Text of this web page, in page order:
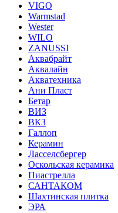
VIGO
Warmstad
Wester
WILO
ZANUSSI
Аквабрайт
Аквалайн
Акватехника
Ани Пласт
Бетар
ВИЗ
ВКЗ
Галлоп
Керамин
Ласселсбергер
Оскольская керамика
Пиастрелла
САНТАКОМ
Шахтинская плитка
ЭРА